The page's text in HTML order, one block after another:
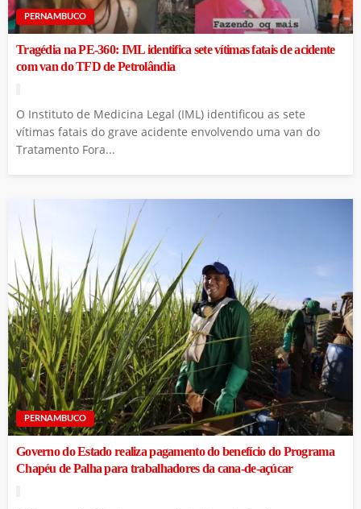
PERNAMBUCO
Tragédia na PE-360: IML identifica sete vítimas fatais de acidente
com van do TFD de Petrolândia
O Instituto de Medicina Legal (IML) identificou as sete
vítimas fatais do grave acidente envolvendo uma van do
Tratamento Fora...
PERNAMBUCO
Governo do Estado realiza pagamento do benefício do Programa
Chapéu de Palha para trabalhadores da cana-de-açúcar